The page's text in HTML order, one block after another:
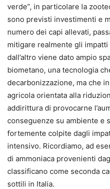
verde”, in particolare la
sono previsti investimenti e
numero dei capi allevati,
mitigare realmente gli
dall’altro viene dato ampio
biometano, una tecnologia
decarbonizzazione, ma che
agricola orientata alla
addirittura di provocarne
conseguenze su ambiente e
fortemente colpite dagli
intensivo. Ricordiamo, ad
di ammoniaca provenienti
classificano come seconda
sottili in Italia.